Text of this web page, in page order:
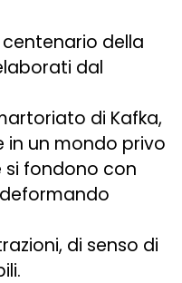
della
dal
di Kafka,
in un mondo privo
si fondono con
di senso di